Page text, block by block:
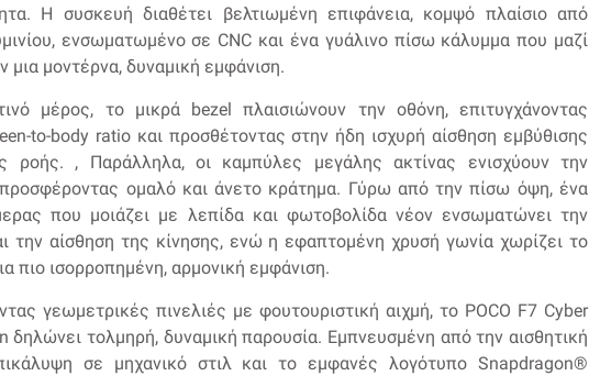
Η συσκευή διαθέτει βελτιωμένη επιφάνεια, κομψό πλαίσιο από
ενσωματωμένο σε CNC και ένα γυάλινο πίσω κάλυμμα που μαζί
μια μοντέρνα, δυναμική εμφάνιση.
μέρος, το μικρά bezel πλαισιώνουν την οθόνη, επιτυγχάνοντας
to-body ratio και προσθέτοντας στην ήδη ισχυρή αίσθηση εμβύθισης
ροής. , Παράλληλα, οι καμπύλες μεγάλης ακτίνας ενισχύουν την
προσφέροντας ομαλό και άνετο κράτημα. Γύρω από την πίσω όψη, ένα
που μοιάζει με λεπίδα και φωτοβολίδα νέον ενσωματώνει την
την αίσθηση της κίνησης, ενώ η εφαπτομένη χρυσή γωνία χωρίζει το
πιο ισορροπημένη, αρμονική εμφάνιση.
γεωμετρικές πινελιές με φουτουριστική αιχμή, το POCO F7 Cyber
δηλώνει τολμηρή, δυναμική παρουσία. Εμπνευσμένη από την αισθητική
σε μηχανικό στιλ και το εμφανές λογότυπο Snapdragon®️